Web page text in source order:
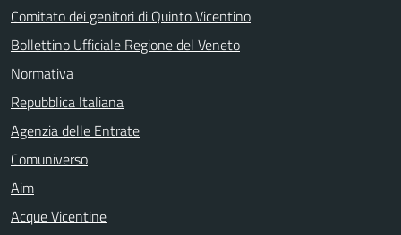
Comitato dei genitori di Quinto Vicentino
Bollettino Ufficiale Regione del Veneto
Normativa
Repubblica Italiana
Agenzia delle Entrate
Comuniverso
Aim
Acque Vicentine